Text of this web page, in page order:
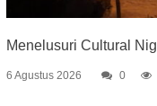
Menelusuri Cultural
6 Agustus 2026 0